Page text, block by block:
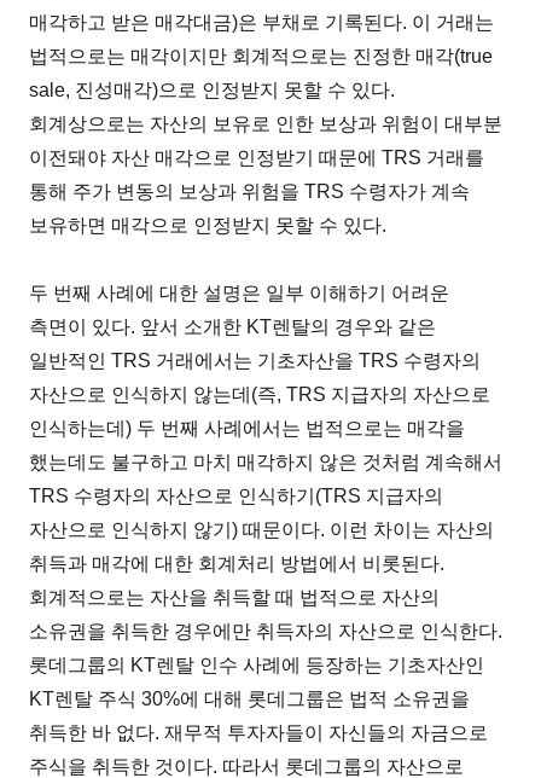
매각하고 받은 매각대금)은 부채로 기록된다. 이 거래는
법적으로는 매각이지만 회계적으로는 진정한 매각(true
sale, 진성매각)으로 인정받지 못할 수 있다.
회계상으로는 자산의 보유로 인한 보상과 위험이 대부분
이전돼야 자산 매각으로 인정받기 때문에 TRS 거래를
통해 주가 변동의 보상과 위험을 TRS 수령자가 계속
보유하면 매각으로 인정받지 못할 수 있다.
두 번째 사례에 대한 설명은 일부 이해하기 어려운
측면이 있다. 앞서 소개한 KT렌탈의 경우와 같은
일반적인 TRS 거래에서는 기초자산을 TRS 수령자의
자산으로 인식하지 않는데(즉, TRS 지급자의 자산으로
인식하는데) 두 번째 사례에서는 법적으로는 매각을
했는데도 불구하고 마치 매각하지 않은 것처럼 계속해서
TRS 수령자의 자산으로 인식하기(TRS 지급자의
자산으로 인식하지 않기) 때문이다. 이런 차이는 자산의
취득과 매각에 대한 회계처리 방법에서 비롯된다.
회계적으로는 자산을 취득할 때 법적으로 자산의
소유권을 취득한 경우에만 취득자의 자산으로 인식한다.
롯데그룹의 KT렌탈 인수 사례에 등장하는 기초자산인
KT렌탈 주식 30%에 대해 롯데그룹은 법적 소유권을
취득한 바 없다. 재무적 투자자들이 자신들의 자금으로
주식을 취득한 것이다. 따라서 롯데그룹의 자산으로